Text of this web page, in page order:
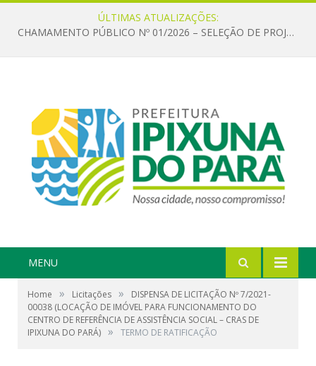
ÚLTIMAS ATUALIZAÇÕES:
CHAMAMENTO PÚBLICO Nº 01/2026 – SELEÇÃO DE PROJETOS PARA FIRMAR TERMO DE EXECUÇÃO CULTURAL COM RECURSOS DA POLÍTICA NACIONAL ALDIR BLANC DE FOMENTO À CULTURA – PNAB (LEI Nº 14.399/2022)
MENU
Home » Licitações »
DISPENSA DE LICITAÇÃO Nº 7/2021-
00038 (LOCAÇÃO DE IMÓVEL PARA FUNCIONAMENTO DO
CENTRO DE REFERÊNCIA DE ASSISTÊNCIA SOCIAL – CRAS DE
IPIXUNA DO PARÁ) » TERMO DE RATIFICAÇÃO